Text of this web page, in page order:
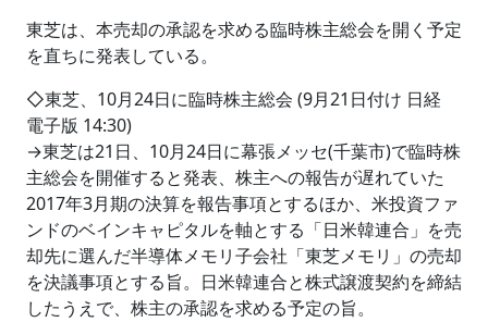
東芝は、本売却の承認を求める臨時株主総会を開く予定
を直ちに発表している。
◇東芝、10月24日に臨時株主総会 (9月21日付け 日経
電子版 14:30)
→東芝は21日、10月24日に幕張メッセ(千葉市)で臨時株
主総会を開催すると発表、株主への報告が遅れていた
2017年3月期の決算を報告事項とするほか、米投資ファ
ンドのベインキャピタルを軸とする「日米韓連合」を売
却先に選んだ半導体メモリ子会社「東芝メモリ」の売却
を決議事項とする旨。日米韓連合と株式譲渡契約を締結
したうえで、株主の承認を求める予定の旨。